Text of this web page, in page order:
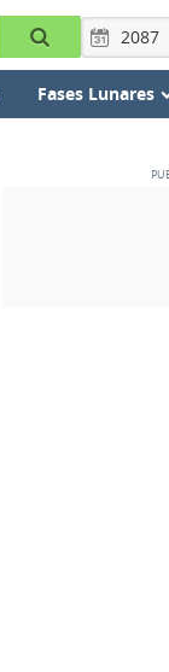
Fases Lunares